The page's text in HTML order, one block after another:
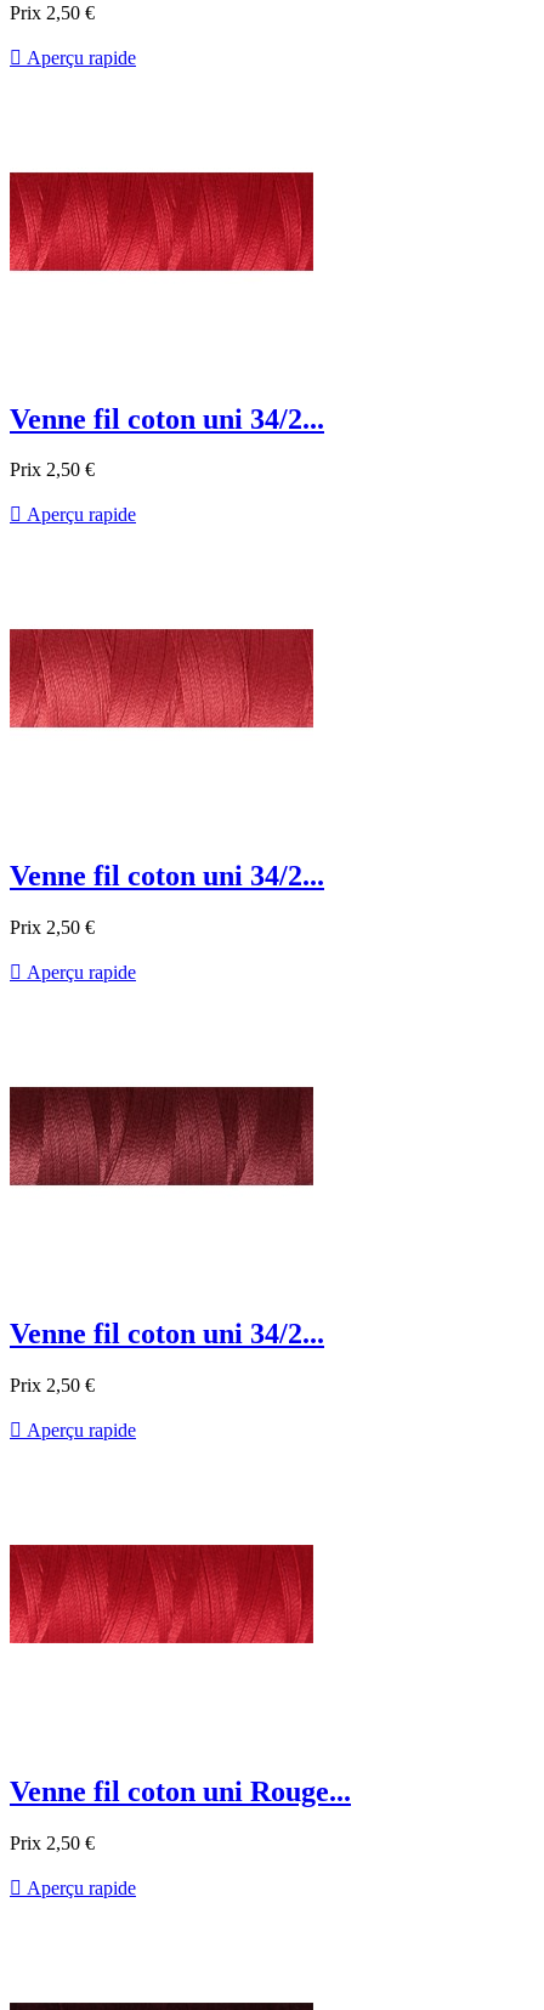
Prix 2,50 €
 Aperçu rapide
Venne fil coton uni 34/2...
Prix 2,50 €
 Aperçu rapide
Venne fil coton uni 34/2...
Prix 2,50 €
 Aperçu rapide
Venne fil coton uni 34/2...
Prix 2,50 €
 Aperçu rapide
Venne fil coton uni Rouge...
Prix 2,50 €
 Aperçu rapide